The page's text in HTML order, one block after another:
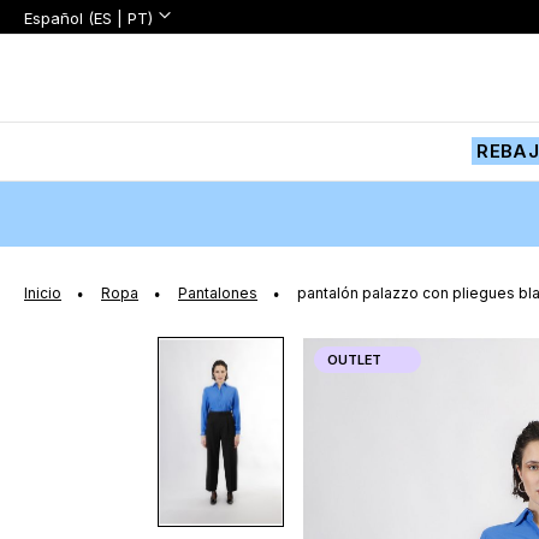
Lenguaje
Lenguaje:
Español (ES | PT)
Inicio Ropa Pantalones pantalón palazzo con pliegues
galería
de
OUTLET